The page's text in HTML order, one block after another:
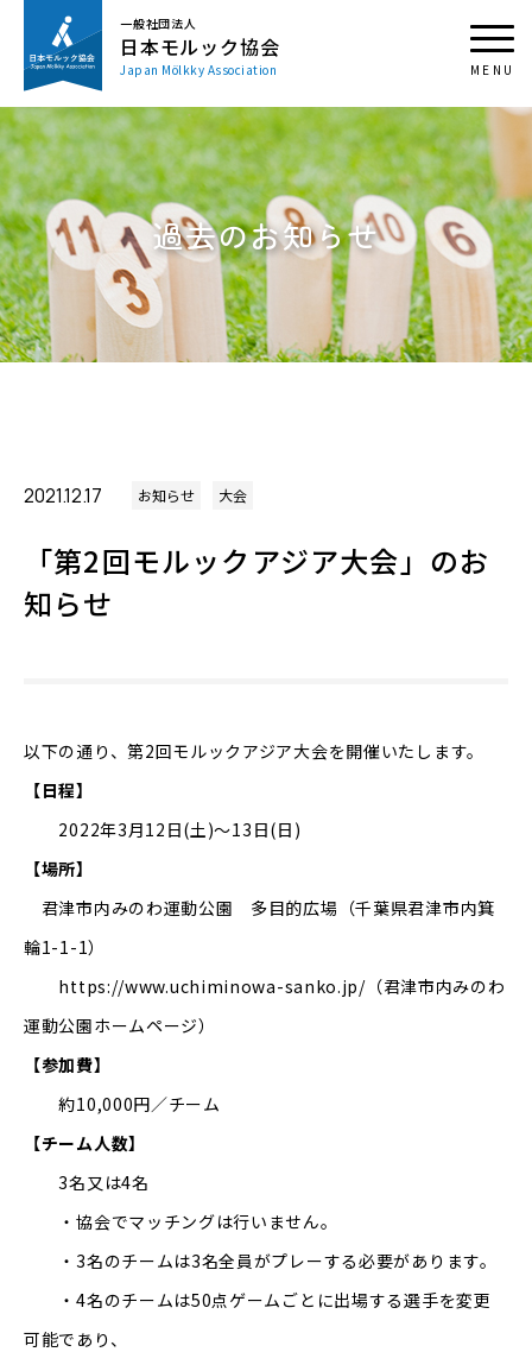
一般社団法人
日本モルック協会
Japan Mölkky Association
過去のお知らせ
2021.12.17 お知らせ 大会
「第2回モルックアジア大会」のお
知らせ
以下の通り、第2回モルックアジア大会を開催いたします。
【日程】
2022年3月12日(土)～13日(日)
【場所】
君津市内みのわ運動公園 多目的広場（千葉県君津市内箕
輪1-1-1）
https://www.uchiminowa-sanko.jp/（君津市内みのわ
運動公園ホームページ）
【参加費】
約10,000円／チーム
【チーム人数】
3名又は4名
・協会でマッチングは行いません。
・3名のチームは3名全員がプレーする必要があります。
・4名のチームは50点ゲームごとに出場する選手を変更
可能であり、